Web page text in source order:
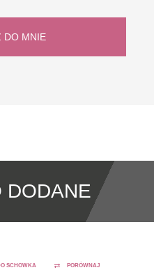
DO MNIE
DODANE
SCHOWKA PORÓWNAJ